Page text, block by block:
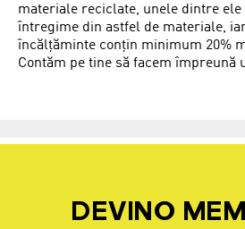
materiale reciclate, unele dintre
întregime din astfel de materiale,
încălțăminte conțin minimum 20%
Contăm pe tine să facem împreună
DEVINO